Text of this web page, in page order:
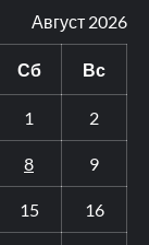
Август 2026
Сб Вс
1 2
8 9
15 16